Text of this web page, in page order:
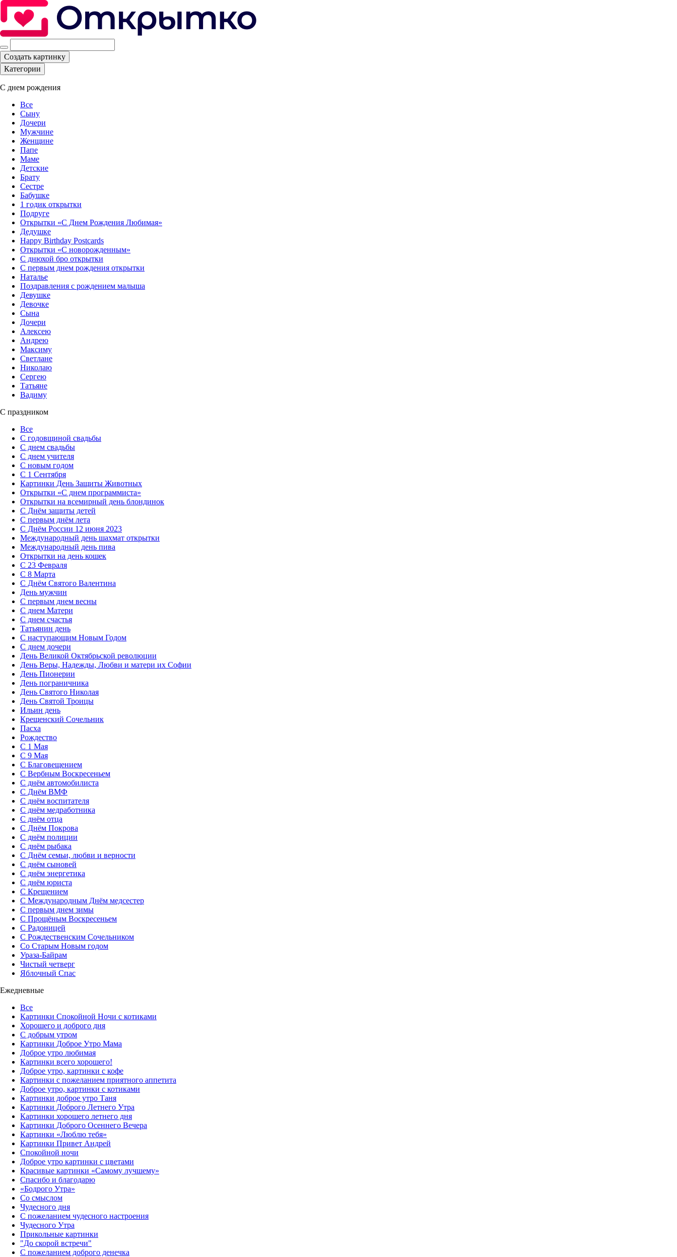
Создать картинку
Категории
С днем рождения
Все
Сыну
Дочери
Мужчине
Женщине
Папе
Маме
Детские
Брату
Сестре
Бабушке
1 годик открытки
Подруге
Открытки «С Днем Рождения Любимая»‎
Дедушке
Happy Birthday Postcards
Открытки «‎С новорожденным»
С днюхой бро открытки
С первым днем рождения открытки
Наталье
Поздравления с рождением малыша
Девушке
Девочке
Сына
Дочери
Алексею
Андрею
Максиму
Светлане
Николаю
Сергею
Татьяне
Вадиму
С праздником
Все
С годовщиной свадьбы
С днем свадьбы
С днем учителя
С новым годом
С 1 Сентября
Картинки День Защиты Животных
Открытки «‎С днем программиста»‎
Открытки на всемирный день блондинок
С Днём защиты детей
С первым днём лета
С Днём России 12 июня 2023
Международный день шахмат открытки
Международный день пива
Открытки на день кошек
С 23 Февраля
С 8 Марта
С Днём Святого Валентина
День мужчин
С первым днем весны
С днем Матери
C днем счастья
Татьянин день
C наступающим Новым Годом
C днем дочери
День Великой Октябрьской революции
День Веры, Надежды, Любви и матери их Софии
День Пионерии
День пограничника
День Святого Николая
День Святой Троицы
Ильин день
Крещенский Сочельник
Пасха
Рождество
С 1 Мая
С 9 Мая
С Благовещением
С Вербным Воскресеньем
С днём автомобилиста
С Днём ВМФ
С днём воспитателя
С днём медработника
С днём отца
С Днём Покрова
С днём полиции
С днём рыбака
С Днём семьи, любви и верности
С днём сыновей
С днём энергетика
С днём юриста
С Крещением
С Международным Днём медсестер
С первым днем зимы
С Прощёным Воскресеньем
С Радоницей
С Рождественским Сочельником
Со Старым Новым годом
Ураза-Байрам
Чистый четверг
Яблочный Спас
Ежедневные
Все
Картинки Спокойной Ночи с котиками
Хорошего и доброго дня
С добрым утром
Картинки Доброе Утро Мама
Доброе утро любимая
Картинки всего хорошего!
Доброе утро, картинки с кофе
Картинки с пожеланием приятного аппетита
Доброе утро, картинки с котиками
Картинки доброе утро Таня
Картинки Доброго Летнего Утра
Картинки хорошего летнего дня
Картинки Доброго Осеннего Вечера
Картинки «Люблю тебя»
Картинки Привет Андрей
Спокойной ночи
Доброе утро картинки с цветами
Красивые картинки «Самому лучшему»
Спасибо и благодарю
«‎Бодрого Утра»‎
Со смыслом
Чудесного дня
С пожеланием чудесного настроения
Чудесного Утра
Прикольные картинки
"До скорой встречи"
С пожеланием доброго денечка